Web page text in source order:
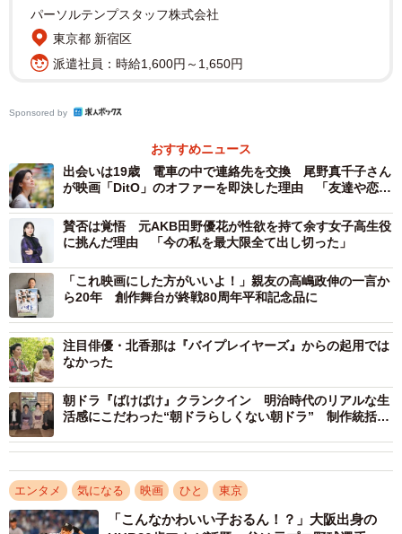
無事に作品が完成し、劇場公開が始まった今でこそ池田は
手応えを語る。だが撮影中は、脚本を“特級呪物”と命名して
者たちの支援を行う団体に取材。実際のケースや問題の背
景を探り、納得するまで役作りに時間を費やした。
「想像だけでは説得力に欠けるし、嘘になる。日和のセリ
フ一つ取っても嘘のない映画にしたくて自発的に話を聞き
に行きました。そこから得たものをベースに、映画では語
られない日和の家庭環境やトー横を訪れるまでの背景を膨
らませたり、日和としての日記を書いたりしました」
家庭内暴力、オーバードーズ、売春、裏切り。綿密なリサ
ーチによって「深いところまで日和と一緒に生きる事がで
きた」半面、非情な現実の数々を目の当たりにして心がす
り減っていたのもまた事実。
日和が置かれたシビアな状況に「撮影中は心が苦しくなる
時もあって、途中から台本を読むのも手に持つのも嫌にな
パーソルテンプスタッフ株式会社
東京都 新宿区
派遣社員：時給1,600円～1,650円
Sponsored by
おすすめニュース
出会いは19歳 電車の中で連絡先を交換 尾野真千子さん
が映画「DitO」のオファーを即決した理由 「友達や恋人
賛否は覚悟 元AKB田野優花が性欲を持て余す女子高生役
に挑んだ理由 「今の私を最大限全て出し切った」
「これ映画にした方がいいよ！」親友の高嶋政伸の一言か
ら20年 創作舞台が終戦80周年平和記念品に
注目俳優・北香那は『バイプレイヤーズ』からの起用では
なかった
朝ドラ『ばけばけ』クランクイン 明治時代のリアルな生
活感にこだわった“朝ドラらしくない朝ドラ” 制作統括が
エンタメ 気になる 映画 ひと 東京
「こんなかわいい子おるん！？」大阪出身の